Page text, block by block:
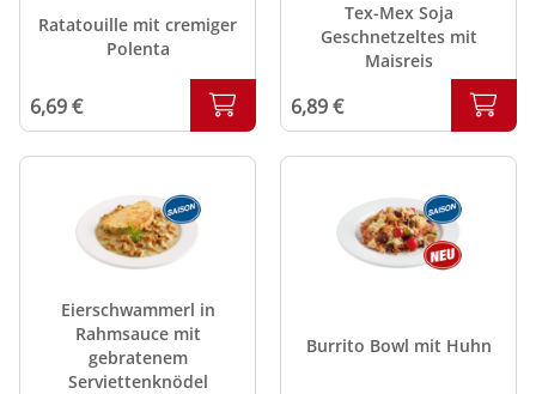
Ratatouille mit cremiger
Polenta
6,69 €
Tex-Mex Soja
Geschnetzeltes mit
Maisreis
6,89 €
Eierschwammerl in
Rahmsauce mit
gebratenem
Serviettenknödel
Burrito Bowl mit Huhn